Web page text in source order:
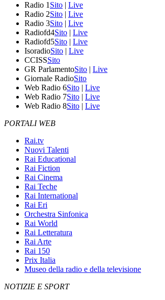
Radio 1 Sito | Live
Radio 2Sito | Live
Radio 3Sito | Live
Radiofd4Sito | Live
Radiofd5Sito | Live
IsoradioSito | Live
CCISSSito
GR ParlamentoSito | Live
Giornale RadioSito
Web Radio 6Sito | Live
Web Radio 7Sito | Live
Web Radio 8Sito | Live
PORTALI WEB
Rai.tv
Nuovi Talenti
Rai Educational
Rai Fiction
Rai Cinema
Rai Teche
Rai International
Rai Eri
Orchestra Sinfonica
Rai World
Rai Letteratura
Rai Arte
Rai 150
Prix Italia
Museo della radio e della televisione
NOTIZIE E SPORT